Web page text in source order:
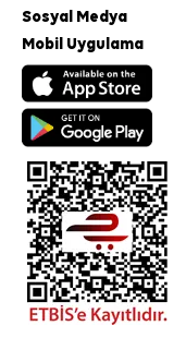
Sosyal Medya
Mobil Uygulama